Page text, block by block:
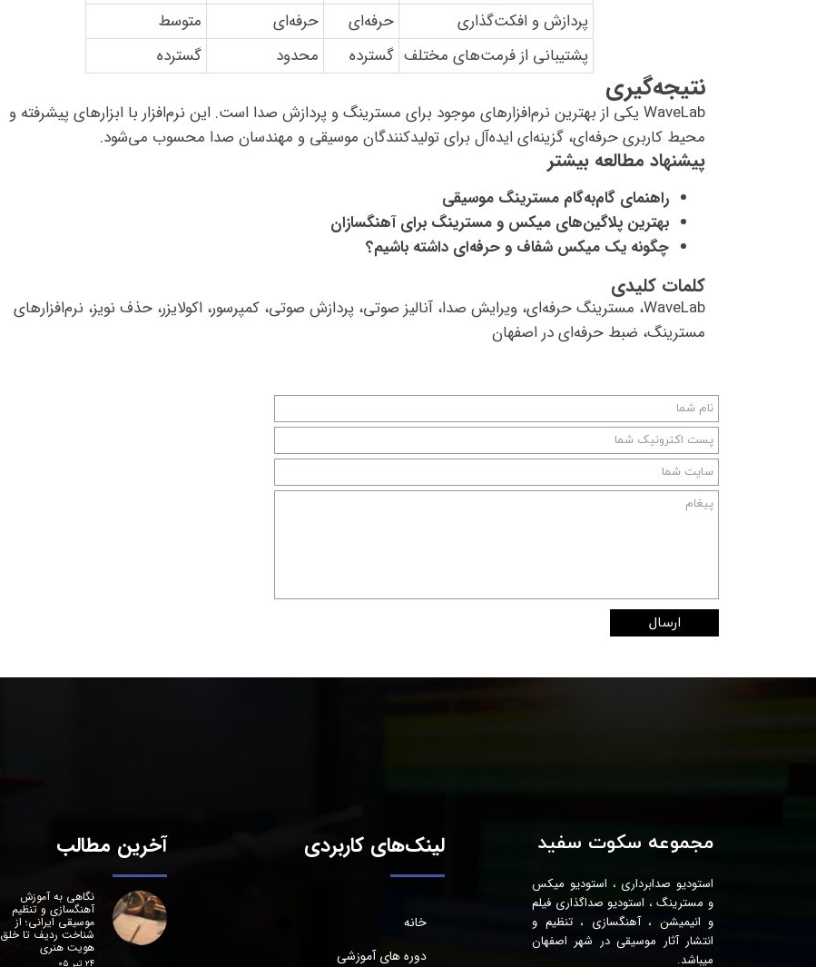
پردازش و افکت‌گذاری
حرفه‌ای حرفه‌ای
متوسط
پشتیبانی از فرمت‌های مختلف گسترده محدود گسترده
نتیجه‌گیری
WaveLab یکی از بهترین نرم‌افزارهای موجود برای مسترینگ و پردازش صدا است. این نرم‌افزار با ابزارهای پیشرفته و
محیط کاربری حرفه‌ای، گزینه‌ای ایده‌آل برای تولیدکنندگان موسیقی و مهندسان صدا محسوب می‌شود.
پیشنهاد مطالعه بیشتر
راهنمای گام‌به‌گام مسترینگ موسیقی
بهترین پلاگین‌های میکس و مسترینگ برای آهنگسازان
چگونه یک میکس شفاف و حرفه‌ای داشته باشیم؟
کلمات کلیدی
WaveLab، مسترینگ حرفه‌ای، ویرایش صدا، آنالیز صوتی، پردازش صوتی، کمپرسور، اکولایزر، حذف نویز، نرم‌افزارهای
مسترینگ، ضبط حرفه‌ای در اصفهان
ارسال
مجموعه سکوت سفید
استودیو صدابرداری ، استودیو میکس
و مسترینگ ، استودیو صداگذاری فیلم
و انیمیشن ، آهنگسازی ، تنظیم و
انتشار آثار موسیقی در شهر اصفهان
میباشد.
لینک‌های کاربردی
خانه
دوره های آموزشی
آخرین مطالب
نگاهی به آموزش
آهنگسازی و تنظیم
موسیقی ایرانی؛ از
شناخت ردیف تا خلق
هویت هنری
۲۴ تیر ۰۵